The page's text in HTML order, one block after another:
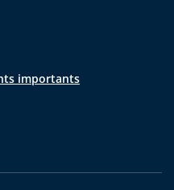
importants